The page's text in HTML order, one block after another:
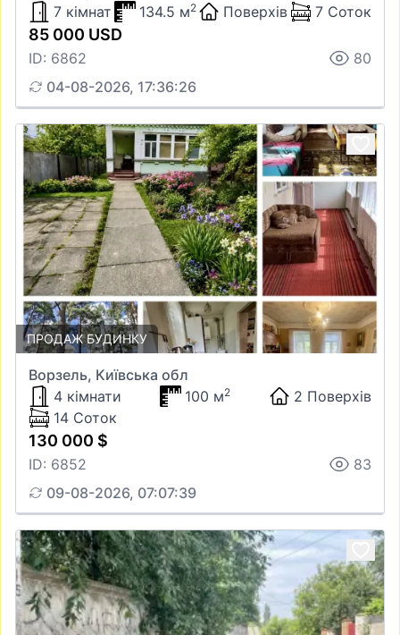
7 кімнат
134.5 м2 Поверхів 7 Соток
85 000 USD
ID: 6862
80
04-08-2026, 17:36:26
ПРОДАЖ БУДИНКУ
Ворзель, Київська обл
4 кімнати
100 м2
2 Поверхів
14 Соток
130 000 $
ID: 6852
83
09-08-2026, 07:07:39